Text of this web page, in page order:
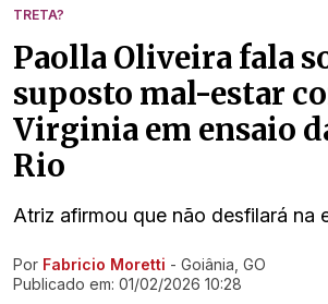
TRETA?
Paolla Oliveira fala
suposto mal-estar
Virginia em ensaio
Rio
Atriz afirmou que não desfilará na
Ir direto pra matéria
Por Fabricio Moretti - Goiânia, GO
Publicado em: 01/02/2026 10:28